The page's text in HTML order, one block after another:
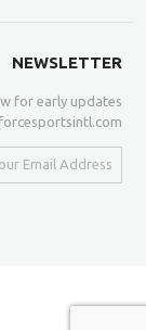
NEWSLETTER
for early updates.